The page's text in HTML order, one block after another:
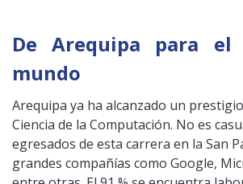
De Arequipa para
mundo
Arequipa ya ha alcanzado un
Ciencia de la Computación. No es
egresados de esta carrera en la San
grandes compañías como Google,